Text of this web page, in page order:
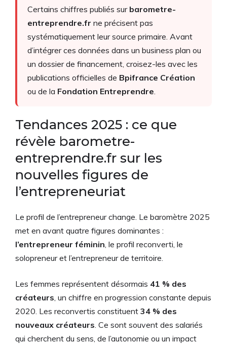
Certains chiffres publiés sur barometre-
entreprendre.fr ne précisent pas
systématiquement leur source primaire. Avant
d’intégrer ces données dans un business plan ou
un dossier de financement, croisez-les avec les
publications officielles de Bpifrance Création
ou de la Fondation Entreprendre
Tendances 2025 : ce que
révèle barometre-
entreprendre.fr sur les
nouvelles figures de
l’entrepreneuriat
Le profil de l’entrepreneur change. Le baromètre 2025
met en avant quatre figures dominantes :
l’entrepreneur féminin , le profil reconverti, le
solopreneur et l’entrepreneur de territoire.
Les femmes représentent désormais 41 % des
créateurs , un chiffre en progression constante depuis
2020. Les reconvertis constituent 34 % des
nouveaux créateurs . Ce sont souvent des salariés
qui cherchent du sens, de l’autonomie ou un impact